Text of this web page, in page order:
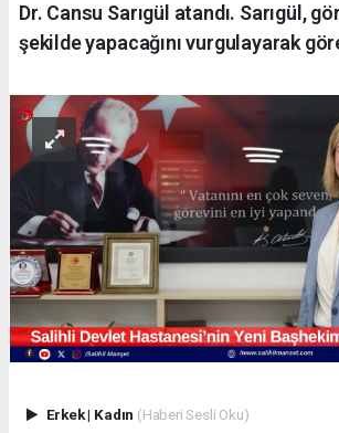
Dr. Cansu Sarıgül atandı. Sarıgül,
şekilde yapacağını vurgulayarak
Erkek| Kadın (Haberi Sesli Oku)